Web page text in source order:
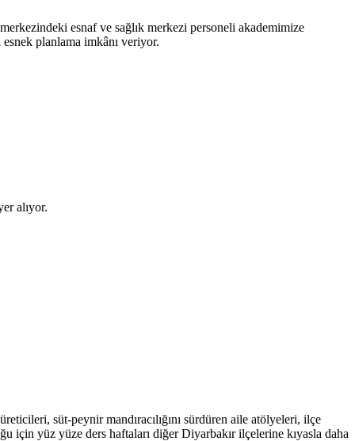
esnaf ve sağlık merkezi personeli akademimize
planlama imkânı veriyor.
alıyor.
süt-peynir mandıracılığını sürdüren aile atölyeleri, ilçe
için yüz yüze ders haftaları diğer Diyarbakır ilçelerine kıyasla daha